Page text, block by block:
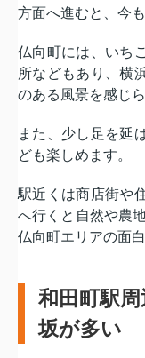
方面へ進むと、今
仏向町には、いち
所などもあり、横
のある風景を感じ
また、少し足を延
ども楽しめます。
駅近くは商店街や
へ行くと自然や農
仏向町エリアの面白
和田町駅
坂が多い